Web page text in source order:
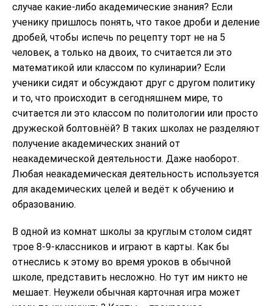
случае какие-либо академические знания? Если
ученику пришлось понять, что такое дроби и деление
дробей, чтобы испечь по рецепту торт не на 5
человек, а только на двоих, то считается ли это
математикой или классом по кулинарии? Если
ученики сидят и обсуждают друг с другом политику
и то, что происходит в сегодняшнем мире, то
считается ли это классом по политологии или просто
дружеской болтовнёй? В таких школах не разделяют
получение академических знаний от
неакадемической деятельности. Даже наоборот.
Любая неакадемическая деятельность используется
для академических целей и ведёт к обучению и
образованию.
В одной из комнат школы за круглым столом сидят
трое 8-9-классников и играют в карты. Как бы
отнеслись к этому во время уроков в обычной
школе, представить несложно. Но тут им никто не
мешает. Неужели обычная карточная игра может